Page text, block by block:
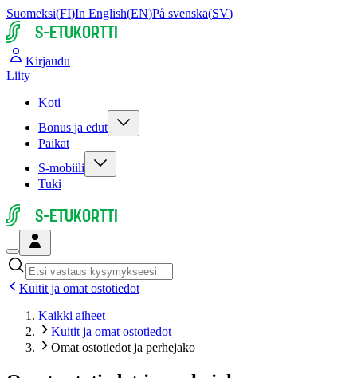
Suomeksi(FI)In English(EN)På svenska(SV)
S-ETUKORTTI
Kirjaudu
Liity
Koti
Bonus ja edut
Paikat
S-mobiili
Tuki
S-ETUKORTTI
Kuitit ja omat ostotiedot
Kaikki aiheet
Kuitit ja omat ostotiedot
Omat ostotiedot ja perhejako